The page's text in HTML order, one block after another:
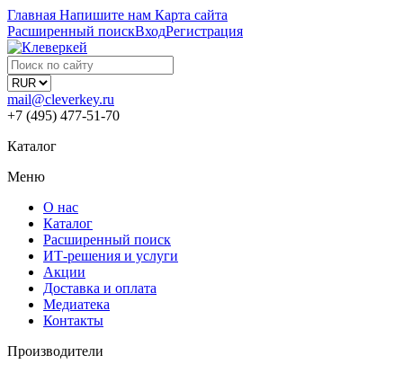
Главная Напишите нам Карта сайта
Расширенный поискВходРегистрация
mail@cleverkey.ru
+7 (495) 477-51-70
Каталог
Меню
О нас
Каталог
Расширенный поиск
ИТ-решения и услуги
Акции
Доставка и оплата
Медиатека
Контакты
Производители